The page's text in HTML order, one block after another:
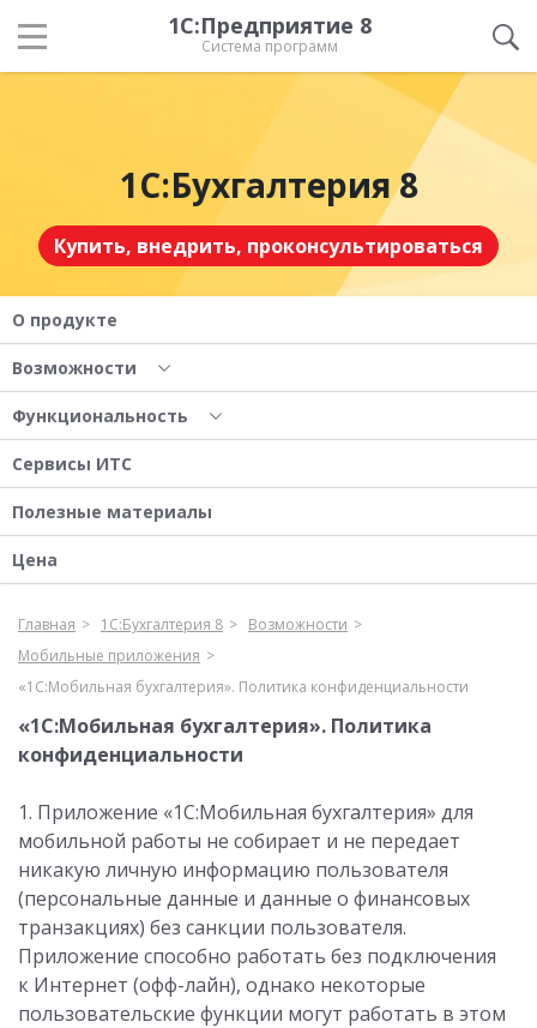
1С:Предприятие 8
Система программ
1С:Бухгалтерия 8
Купить, внедрить, проконсультироваться
О продукте
Возможности
Функциональность
Сервисы ИТС
Полезные материалы
Цена
Главная 1С:Бухгалтерия 8
Возможности
Мобильные приложения
«1С:Мобильная бухгалтерия». Политика конфиденциальности
«1С:Мобильная бухгалтерия». Политика
конфиденциальности
1. Приложение «1С:Мобильная бухгалтерия» для
мобильной работы не собирает и не передает
никакую личную информацию пользователя
(персональные данные и данные о финансовых
транзакциях) без санкции пользователя.
Приложение способно работать без подключения
к Интернет (офф-лайн), однако некоторые
пользовательские функции могут работать в этом